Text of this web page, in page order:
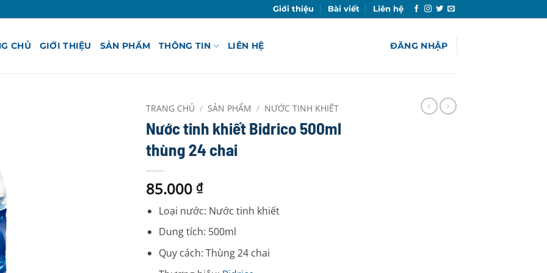
Giới thiệu Bài viết Liên hệ
CHỦ GIỚI THIỆU SẢN PHẨM THÔNG TIN LIÊN HỆ ĐĂNG NHẬP
TRANG CHỦ / SẢN PHẨM / NƯỚC TINH KHIẾT
Nước tinh khiết Bidrico 500ml
thùng 24 chai
85.000 ₫
Loại nước: Nước tinh khiết
Dung tích: 500ml
Quy cách: Thùng 24 chai